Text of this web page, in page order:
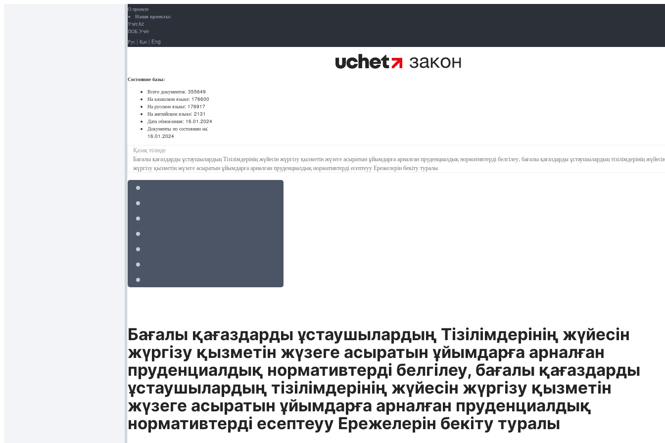
О проекте
Наши проекты:
Учёт.kz
ПОБ.Учёт
Рус | Қаз | Eng
Состояние базы:
Всего документов: 355649
На казахском языке: 176600
На русском языке: 176917
На английском языке: 2131
Дата обновления: 16.01.2024
Документы по состоянию на:
16.01.2024
Қазақ тілінде
Бағалы қағаздарды ұстаушылардың Тізілімдерінің жүйесін жүргізу қызметін жүзеге асыратын ұйымдарға арналған пруденциалдық нормативтерді белгілеу, бағалы қағаздарды ұстаушылардың тізілімдерінің жүйесін
жүргізу қызметін жүзеге асыратын ұйымдарға арналған пруденциалдық нормативтерді есептеуу Ережелерін бекіту туралы
Бағалы қағаздарды ұстаушылардың Тізілімдерінің жүйесін
жүргізу қызметін жүзеге асыратын ұйымдарға арналған
пруденциалдық нормативтерді белгілеу, бағалы қағаздарды
ұстаушылардың тізілімдерінің жүйесін жүргізу қызметін
жүзеге асыратын ұйымдарға арналған пруденциалдық
нормативтерді есептеуу Ережелерін бекіту туралы